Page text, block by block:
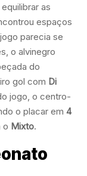
as
espaços
parecia se
o alvinegro
do
gol com Di
jogo, o centro-
o placar em 4
o Mixto.